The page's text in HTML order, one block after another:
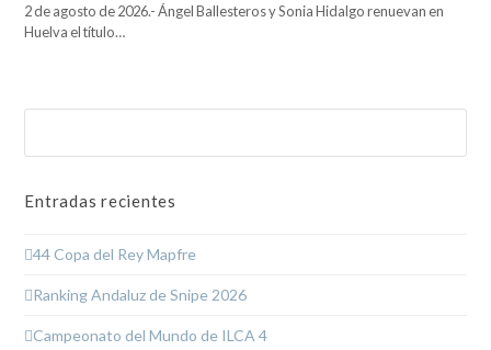
2 de agosto de 2026.- Ángel Ballesteros y Sonia Hidalgo renuevan en
Huelva el título…
Entradas recientes
44 Copa del Rey Mapfre
Ranking Andaluz de Snipe 2026
Campeonato del Mundo de ILCA 4